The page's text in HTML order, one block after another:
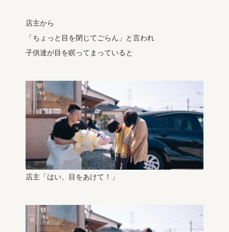
店主から
「ちょっと目を閉じてごらん」と言われ
子供達が目を瞑ってまっていると
店主「はい、目をあけて！」